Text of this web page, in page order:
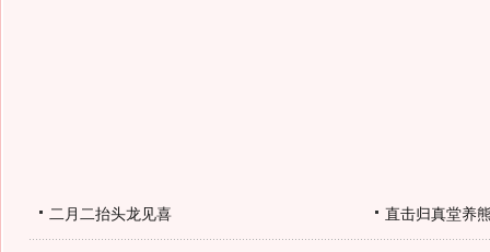
二月二抬头龙见喜 直击归真堂养